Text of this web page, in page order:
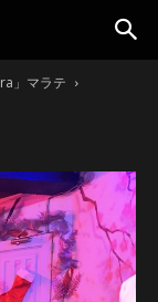
」マラテ